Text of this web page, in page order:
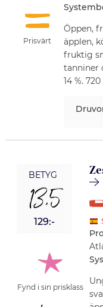
Prisvärt
Öppen,
äpplen,
fruktig
tanniner
14 %. 720
BETYG
13,5
129:-
Fynd i sin prisklass